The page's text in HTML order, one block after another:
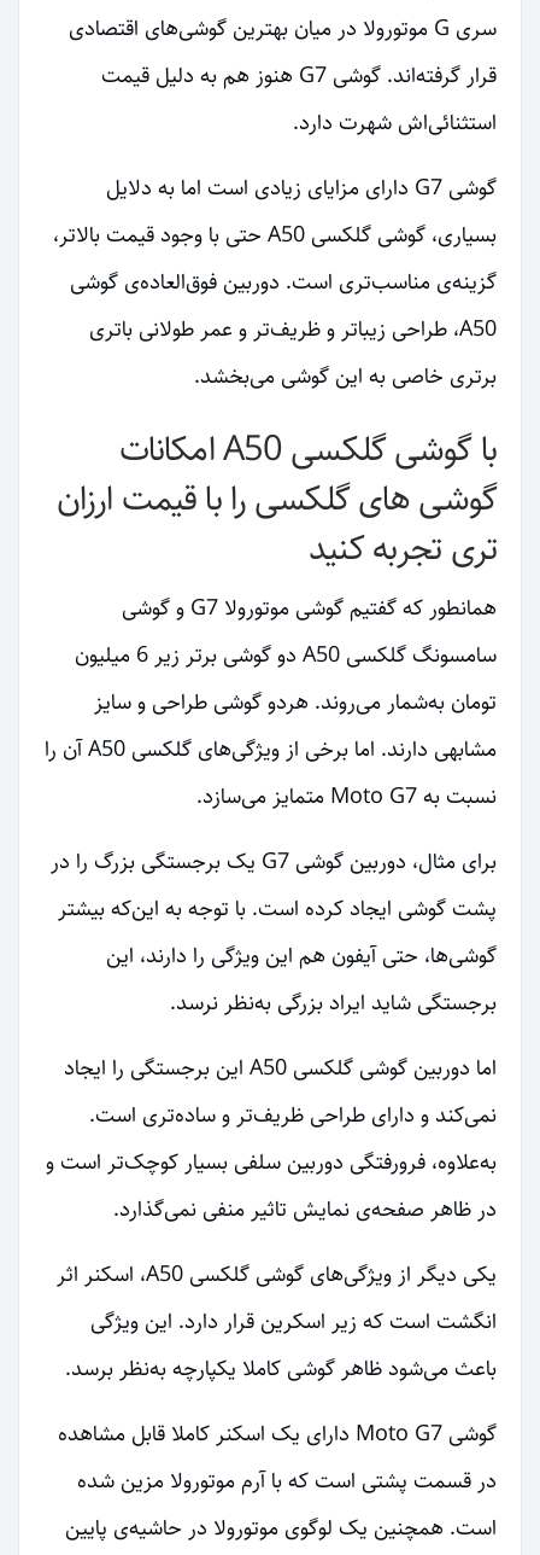
سری G موتورولا در میان بهترین گوشی‌های اقتصادی
قرار گرفته‌اند. گوشی G7 هنوز هم به دلیل قیمت
استثنائی‌اش شهرت دارد.
گوشی G7 دارای مزایای زیادی است اما به دلایل
بسیاری، گوشی گلکسی A50 حتی با وجود قیمت بالاتر،
گزینه‌ی مناسب‌تری است. دوربین فوق‌العاده‌ی گوشی
A50، طراحی زیباتر و ظریف‌تر و عمر طولانی باتری
برتری خاصی به این گوشی می‌بخشد.
با گوشی گلکسی A50 امکانات
گوشی های گلکسی را با قیمت ارزان
تری تجربه کنید
همانطور که گفتیم گوشی موتورولا G7 و گوشی
سامسونگ گلکسی A50 دو گوشی برتر زیر 6 میلیون
تومان به‌شمار می‌روند. هردو گوشی طراحی و سایز
مشابهی دارند. اما برخی از ویژگی‌های گلکسی A50 آن را
نسبت به Moto G7 متمایز می‌سازد.
برای مثال، دوربین گوشی G7 یک برجستگی بزرگ را در
پشت گوشی ایجاد کرده است. با توجه به این‌که بیشتر
گوشی‌ها، حتی آیفون هم این ویژگی‌ را دارند، این
برجستگی شاید ایراد بزرگی به‌نظر نرسد.
اما دوربین گوشی گلکسی A50 این برجستگی را ایجاد
نمی‌کند و دارای طراحی ظریف‌تر و ساده‌تری است.
به‌علاوه، فرورفتگی دوربین سلفی بسیار کوچک‌تر است و
در ظاهر صفحه‌ی نمایش تاثیر منفی نمی‌گذارد.
یکی دیگر از ویژگی‌های گوشی گلکسی A50، اسکنر اثر
انگشت است که زیر اسکرین قرار دارد. این ویژگی
باعث می‌شود ظاهر گوشی کاملا یکپارچه به‌نظر برسد.
گوشی Moto G7 دارای یک اسکنر کاملا قابل مشاهده
در قسمت پشتی است که با آرم موتورولا مزین شده
است. همچنین یک لوگوی موتورولا در حاشیه‌ی پایین